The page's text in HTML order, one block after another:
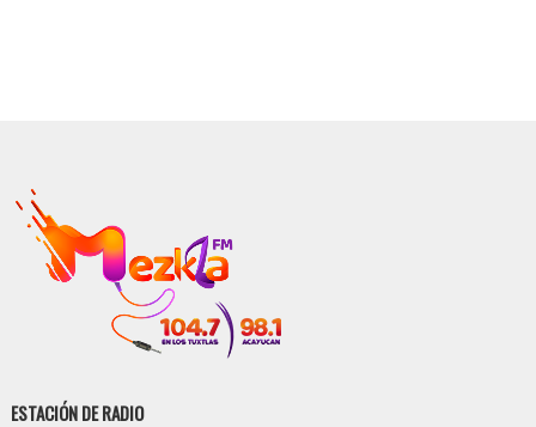
ESTACIÓN DE RADIO